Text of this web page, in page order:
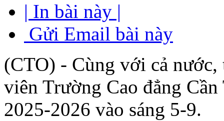
| In bài này |
Gửi Email bài này
(CTO) - Cùng với cả nước,
viên Trường Cao đẳng
2025-2026 vào sáng 5-9.